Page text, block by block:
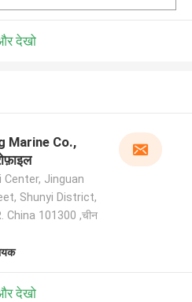
देखो
Marine Co.,
Center, Jinguan
Shunyi District,
China 101300 ,चीन
देखो